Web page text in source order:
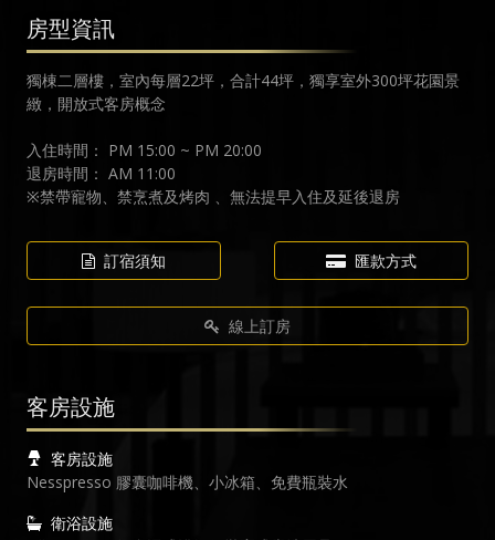
房型資訊
獨棟二層樓，室內每層22坪，合計44坪，獨享室外300坪花園景
緻，開放式客房概念
入住時間： PM 15:00 ~ PM 20:00
退房時間： AM 11:00
※禁帶寵物、禁烹煮及烤肉 、無法提早入住及延後退房
訂宿須知 匯款方式
線上訂房
客房設施
客房設施
Nesspresso 膠囊咖啡機、小冰箱、免費瓶裝水
衛浴設施